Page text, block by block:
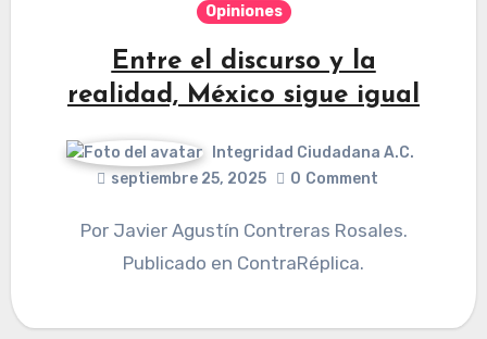
Opiniones
Entre el discurso y la
realidad, México sigue igual
Integridad Ciudadana A.C.
septiembre 25, 2025
0 Comment
Por Javier Agustín Contreras Rosales.
Publicado en ContraRéplica.